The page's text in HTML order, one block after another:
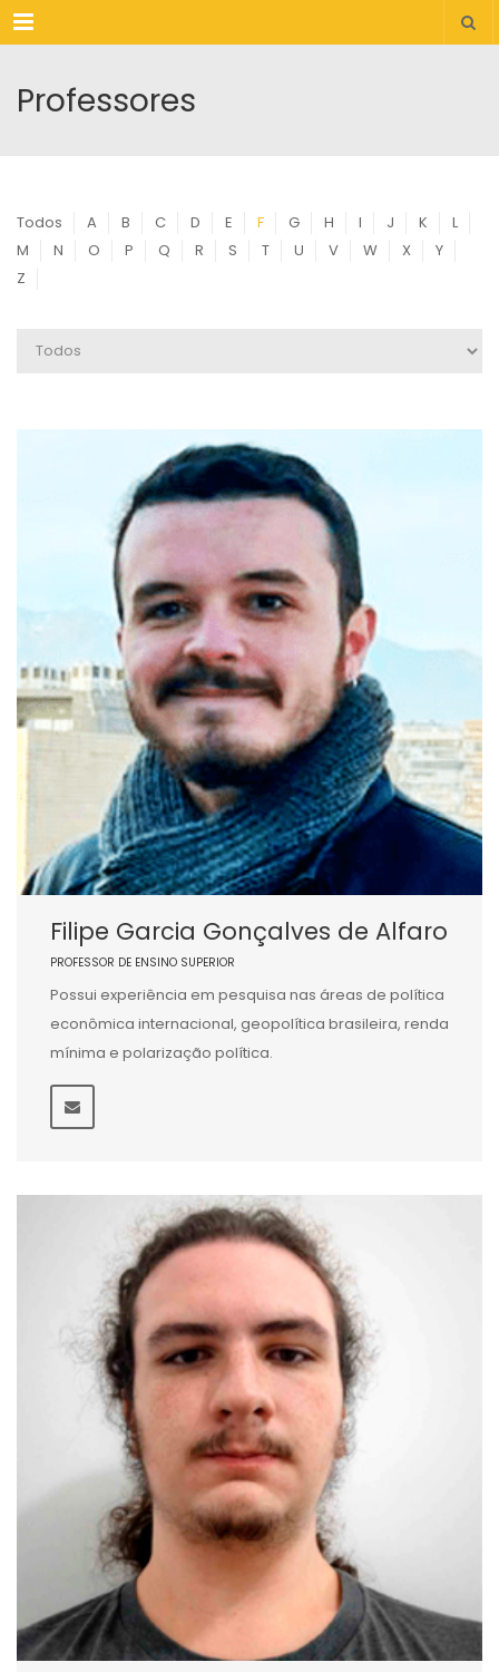
Menu
Professores
Todos A B C D E F G H I J K
L
M
N O P Q R S T U V W X
Y
Z
Filipe Garcia Gonçalves de Alfaro
PROFESSOR DE ENSINO SUPERIOR
Possui experiência em pesquisa nas áreas de política
econômica internacional, geopolítica brasileira, renda
mínima e polarização política.